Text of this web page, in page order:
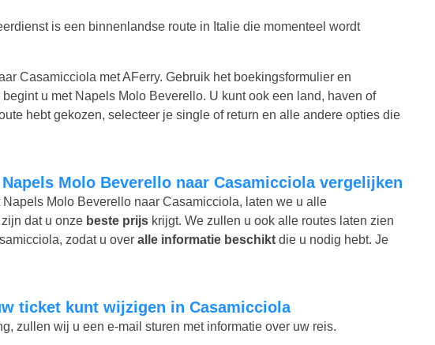
is een binnenlandse route in Italie die momenteel wordt
Casamicciola met AFerry. Gebruik het boekingsformulier en
u met Napels Molo Beverello. U kunt ook een land, haven of
hebt gekozen, selecteer je single of return en alle andere opties die
Molo Beverello naar Casamicciola vergelijken
Molo Beverello naar Casamicciola, laten we u alle
dat u onze beste prijs krijgt. We zullen u ook alle routes laten zien
zodat u over alle informatie beschikt die u nodig hebt. Je
ticket kunt wijzigen in Casamicciola
zullen wij u een e-mail sturen met informatie over uw reis.